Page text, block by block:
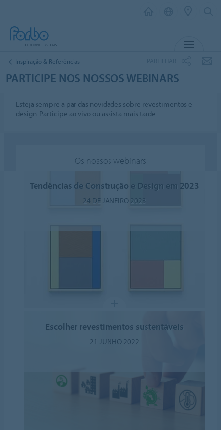
Inspiração & Referências
PARTICIPE NOS NOSSOS WEBINARS
Esteja sempre a par das novidades sobre revestimentos e
design. Participe ao vivo ou assista mais tarde.
Os nossos webinars
Tendências de Construção e Design em 2023
24 DE JANEIRO 2023
Escolher revestimentos sustentáveis
21 JUNHO 2022